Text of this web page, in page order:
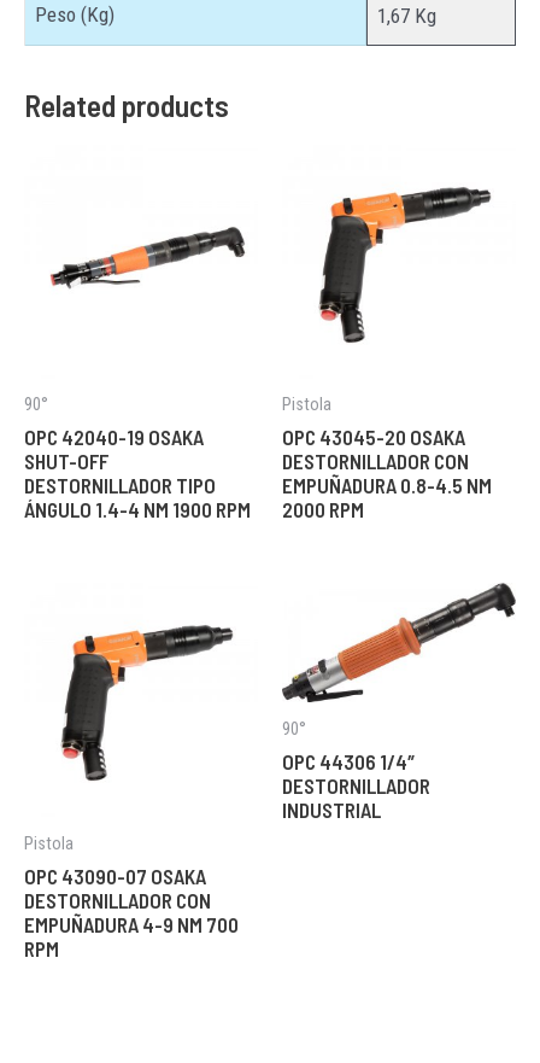
Peso (Kg) 1,67 Kg
Related products
90°
OPC 42040-19 OSAKA
SHUT-OFF
DESTORNILLADOR TIPO
ÁNGULO 1.4-4 NM 1900 RPM
Pistola
OPC 43045-20 OSAKA
DESTORNILLADOR CON
EMPUÑADURA 0.8-4.5 NM
2000 RPM
Pistola
OPC 43090-07 OSAKA
DESTORNILLADOR CON
EMPUÑADURA 4-9 NM 700
RPM
90°
OPC 44306 1/4″
DESTORNILLADOR
INDUSTRIAL